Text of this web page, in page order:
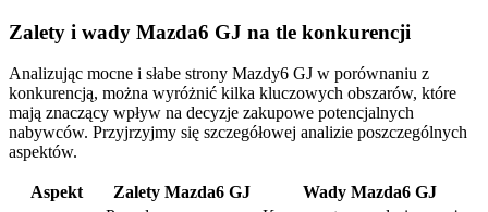
Zalety i wady Mazda6 GJ na tle konkurencji
Analizując mocne i słabe strony Mazdy6 GJ w porównaniu z
konkurencją, można wyróżnić kilka kluczowych obszarów, które
mają znaczący wpływ na decyzje zakupowe potencjalnych
nabywców. Przyjrzyjmy się szczegółowej analizie poszczególnych
aspektów.
Aspekt Zalety Mazda6 GJ Wady Mazda6 GJ